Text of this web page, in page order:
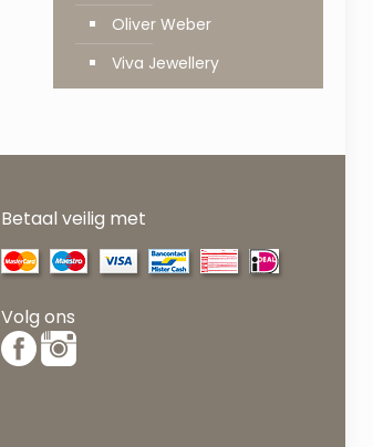
Oliver Weber
Viva Jewellery
Betaal veilig met
Volg ons